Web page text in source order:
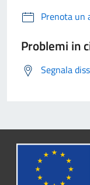
Prenota un
Problemi in
Segnala